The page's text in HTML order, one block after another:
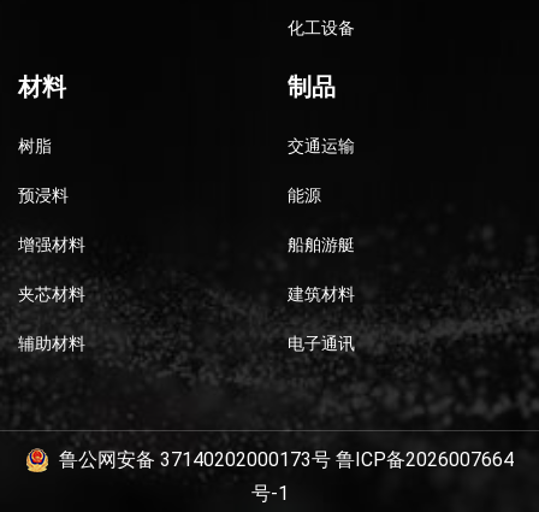
化工设备
材料
树脂
预浸料
增强材料
夹芯材料
辅助材料
制品
交通运输
能源
船舶游艇
建筑材料
电子通讯
鲁公网安备 37140202000173号 鲁ICP备2026007664
号-1